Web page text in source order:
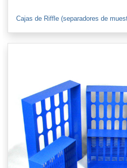
Cajas de Riffle (separadores de